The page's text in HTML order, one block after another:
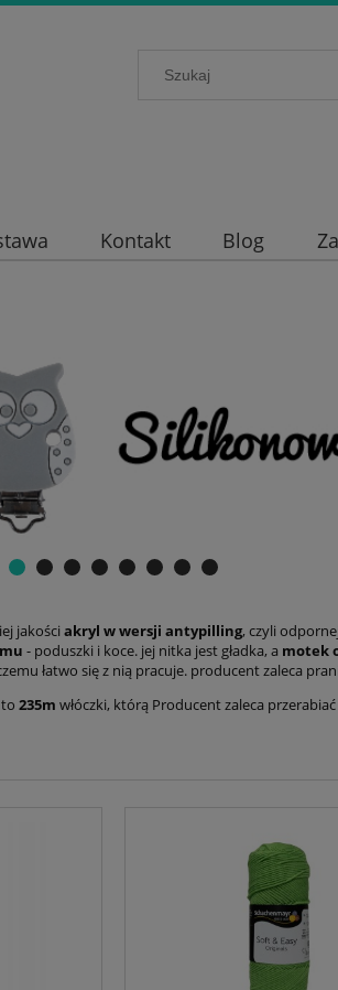
Kontakt Blog
jakości akryl w wersji antypilling, czyli
- poduszki i koce. jej nitka jest gładka, a motek
łatwo się z nią pracuje. producent zaleca
235m włóczki, którą Producent zaleca